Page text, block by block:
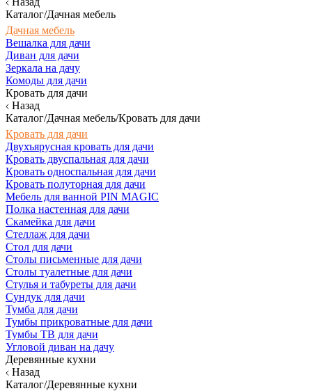
Каталог/Дачная мебель
Дачная мебель
Вешалка для дачи
Диван для дачи
Зеркала на дачу
Комоды для дачи
Кровать для дачи
Назад
Каталог/Дачная мебель/Кровать для дачи
Кровать для дачи
Двухъярусная кровать для дачи
Кровать двуспальная для дачи
Кровать односпальная для дачи
Кровать полуторная для дачи
Мебель для ванной PIN MAGIC
Полка настенная для дачи
Скамейка для дачи
Стеллаж для дачи
Стол для дачи
Столы письменные для дачи
Столы туалетные для дачи
Стулья и табуреты для дачи
Сундук для дачи
Тумба для дачи
Тумбы прикроватные для дачи
Тумбы ТВ для дачи
Угловой диван на дачу
Деревянные кухни
Назад
Каталог/Деревянные кухни